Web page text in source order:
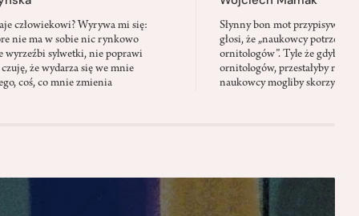
człowiekowi? Wyrywa mi się:
nie ma w sobie nic rynkowo
wyrzeźbi sylwetki, nie poprawi
że wydarza się we mnie
coś, co mnie zmienia
Słynny bon mot
głosi, że „naukowcy
ornitologów”. Tyle że gdyby
ornitologów, przestałyby
naukowcy mogliby skorzystać